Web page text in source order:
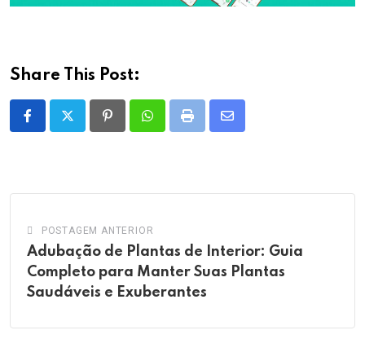
Share This Post:
PinterestWhatsappPrint
Share
POSTAGEM ANTERIOR
Adubação de Plantas de Interior: Guia
Completo para Manter Suas Plantas
Saudáveis e Exuberantes